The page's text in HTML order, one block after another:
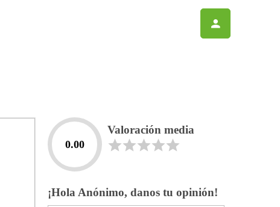
0.00
Valoración media
¡Hola Anónimo, danos tu opinión!